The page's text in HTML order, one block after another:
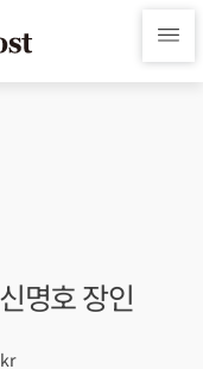
명호 장인